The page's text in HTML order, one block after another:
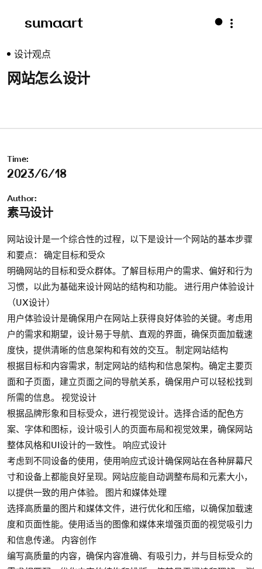
sumaart
设计观点
网站怎么设计
Time:
2023/6/18
Author:
素马设计
网站设计是一个综合性的过程，以下是设计一个网站的基本步骤
和要点： 确定目标和受众
明确网站的目标和受众群体。了解目标用户的需求、偏好和行为
习惯，以此为基础来设计网站的结构和功能。 进行用户体验设计
（UX设计）
用户体验设计是确保用户在网站上获得良好体验的关键。考虑用
户的需求和期望，设计易于导航、直观的界面，确保页面加载速
度快，提供清晰的信息架构和有效的交互。 制定网站结构
根据目标和内容需求，制定网站的结构和信息架构。确定主要页
面和子页面，建立页面之间的导航关系，确保用户可以轻松找到
所需的信息。 视觉设计
根据品牌形象和目标受众，进行视觉设计。选择合适的配色方
案、字体和图标，设计吸引人的页面布局和视觉效果，确保网站
整体风格和UI设计的一致性。 响应式设计
考虑到不同设备的使用，使用响应式设计确保网站在各种屏幕尺
寸和设备上都能良好呈现。网站应能自动调整布局和元素大小，
以提供一致的用户体验。 图片和媒体处理
选择高质量的图片和媒体文件，进行优化和压缩，以确保加载速
度和页面性能。使用适当的图像和媒体来增强页面的视觉吸引力
和信息传递。 内容创作
编写高质量的内容，确保内容准确、有吸引力，并与目标受众的